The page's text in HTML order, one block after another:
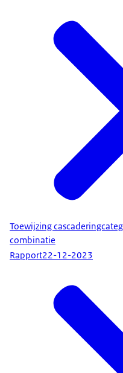
Toewijzing
combinatie
Rapport22-12-2023